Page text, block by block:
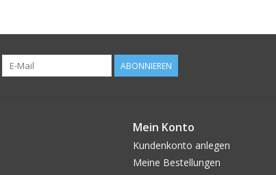
ABONNIEREN
Mein Konto
Kundenkonto anlegen
Meine Bestellungen